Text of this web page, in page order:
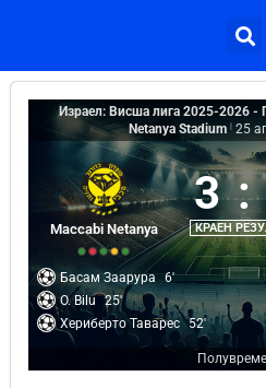
Израел: Висша лига 2025-2026 -
Netanya Stadium 25
Maccabi Netanya
3 :
КРАЕН
Басам Заарура 6'
O. Bilu 25'
Хериберто Таварес
52'